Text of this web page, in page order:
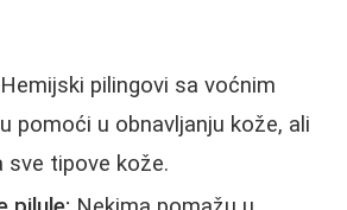
Hemijski pilingovi sa voćnim
pomoći u obnavljanju kože, ali
sve tipove kože.